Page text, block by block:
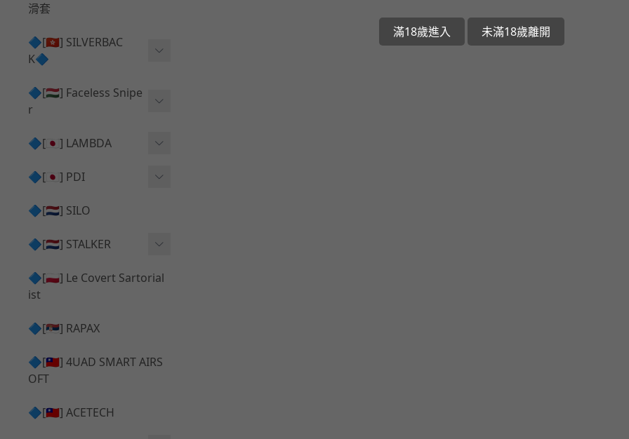
Krytac
KWA
Tokyo Marui
PROWIN
MAXX
SILVERBACK SRS
Action Army AAP01 系列
UMAREX VFC 系列
KWA⧸KSC系列
滑套
🔷[🇭🇰] SILVERBAC
K🔷
SRS ⧸ HTI 🟦 主體 ⧸ 彈匣
✅ 碳纖管 ⧸ 彈簧
TAC-41 👁️‍🗨️ 外觀 ⧸ 色彩
MDR-X 🟦 主體 ⧸ 彈匣
✅ 通用 ⧸ 精品
MDR-X 🔄 原廠 ⧸ 零件
TAC-41 🔄 原廠 ⧸ 零件
🔷[🇭🇺] Faceless Snipe
r
Mk23 ⧸ SSX23
SRS ⧸ HTI ⧸ TAC-41
🔷[🇯🇵] LAMBDA
Lambda 05 GBB 精密內管
Lambda 03 AEG 精密內管
Lambda 05 AEG 精密內管
🔷[🇯🇵] PDI
01 精密內管
05 精密內管
08 精密內管
🔷[🇳🇱] SILO
🔷[🇳🇱] STALKER
Action Army AAP01 升級
套件
HOP膠皮 ⧸ 下壓塊
件
[夢神⧸Morpheus] 不鏽鋼
🔷[🇵🇱] Le Covert Sartorial
ist
🔷[🇷🇸] RAPAX
🔷[🇹🇼] 4UAD SMART AIRS
OFT
🔷[🇹🇼] ACETECH
滿18歲進入 未滿18歲離開